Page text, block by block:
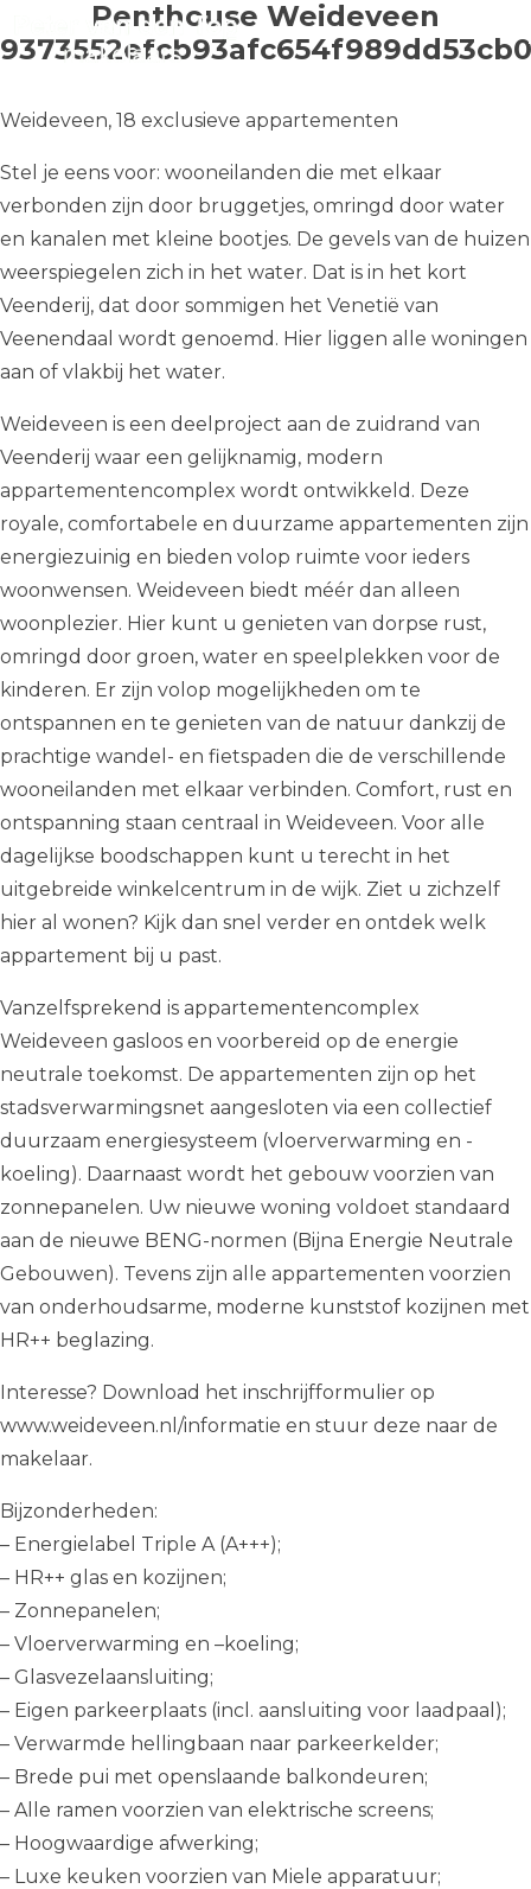
Penthouse Weideveen
Weideveen, 18 exclusieve appartementen
Stel je eens voor: wooneilanden die met elkaar
verbonden zijn door bruggetjes, omringd door water
en kanalen met kleine bootjes. De gevels van de huizen
weerspiegelen zich in het water. Dat is in het kort
Veenderij, dat door sommigen het Venetië van
Veenendaal wordt genoemd. Hier liggen alle woningen
aan of vlakbij het water.
Weideveen is een deelproject aan de zuidrand van
Veenderij waar een gelijknamig, modern
appartementencomplex wordt ontwikkeld. Deze
royale, comfortabele en duurzame appartementen zijn
energiezuinig en bieden volop ruimte voor ieders
woonwensen. Weideveen biedt méér dan alleen
woonplezier. Hier kunt u genieten van dorpse rust,
omringd door groen, water en speelplekken voor de
kinderen. Er zijn volop mogelijkheden om te
ontspannen en te genieten van de natuur dankzij de
prachtige wandel- en fietspaden die de verschillende
wooneilanden met elkaar verbinden. Comfort, rust en
ontspanning staan centraal in Weideveen. Voor alle
dagelijkse boodschappen kunt u terecht in het
uitgebreide winkelcentrum in de wijk. Ziet u zichzelf
hier al wonen? Kijk dan snel verder en ontdek welk
appartement bij u past.
Vanzelfsprekend is appartementencomplex
Weideveen gasloos en voorbereid op de energie
neutrale toekomst. De appartementen zijn op het
stadsverwarmingsnet aangesloten via een collectief
duurzaam energiesysteem (vloerverwarming en -
koeling). Daarnaast wordt het gebouw voorzien van
zonnepanelen. Uw nieuwe woning voldoet standaard
aan de nieuwe BENG-normen (Bijna Energie Neutrale
Gebouwen). Tevens zijn alle appartementen voorzien
van onderhoudsarme, moderne kunststof kozijnen met
HR++ beglazing.
Interesse? Download het inschrijfformulier op
www.weideveen.nl/informatie en stuur deze naar de
makelaar.
Bijzonderheden:
– Energielabel Triple A (A+++);
– HR++ glas en kozijnen;
– Zonnepanelen;
– Vloerverwarming en –koeling;
– Glasvezelaansluiting;
– Eigen parkeerplaats (incl. aansluiting voor laadpaal);
– Verwarmde hellingbaan naar parkeerkelder;
– Brede pui met openslaande balkondeuren;
– Alle ramen voorzien van elektrische screens;
– Hoogwaardige afwerking;
– Luxe keuken voorzien van Miele apparatuur;